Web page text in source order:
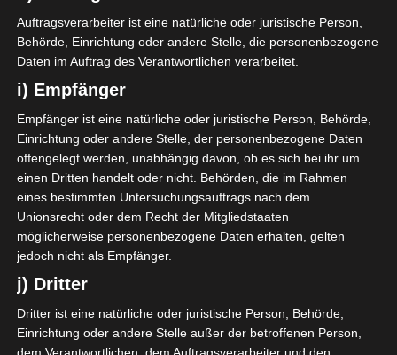
Auftragsverarbeiter ist eine natürliche oder juristische Person,
Behörde, Einrichtung oder andere Stelle, die personenbezogene
Daten im Auftrag des Verantwortlichen verarbeitet.
i) Empfänger
Empfänger ist eine natürliche oder juristische Person, Behörde,
Einrichtung oder andere Stelle, der personenbezogene Daten
offengelegt werden, unabhängig davon, ob es sich bei ihr um
einen Dritten handelt oder nicht. Behörden, die im Rahmen
eines bestimmten Untersuchungsauftrags nach dem
Unionsrecht oder dem Recht der Mitgliedstaaten
möglicherweise personenbezogene Daten erhalten, gelten
jedoch nicht als Empfänger.
j) Dritter
Dritter ist eine natürliche oder juristische Person, Behörde,
Einrichtung oder andere Stelle außer der betroffenen Person,